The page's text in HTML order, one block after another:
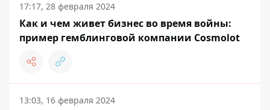
17:17, 28 февраля 2024
Как и чем живет бизнес во время войны:
пример гемблинговой компании Cosmolot
13:03, 16 февраля 2024